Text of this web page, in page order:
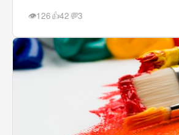
👁126👍42 💬3